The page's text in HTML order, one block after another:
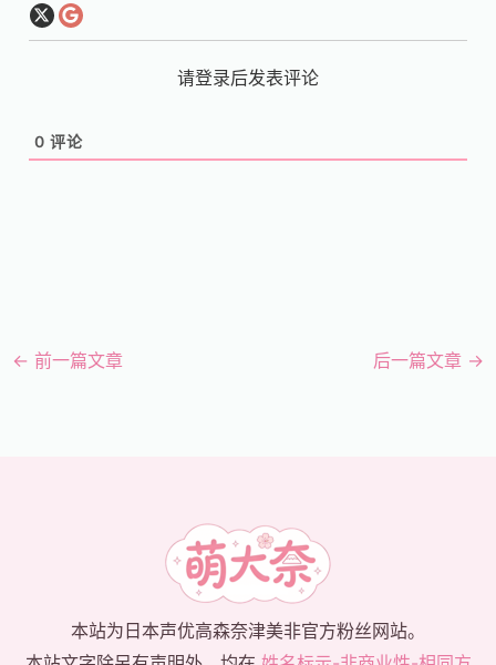
请登录后发表评论
0 评论
← 前一篇文章 后一篇文章 →
本站为日本声优高森奈津美非官方粉丝网站。